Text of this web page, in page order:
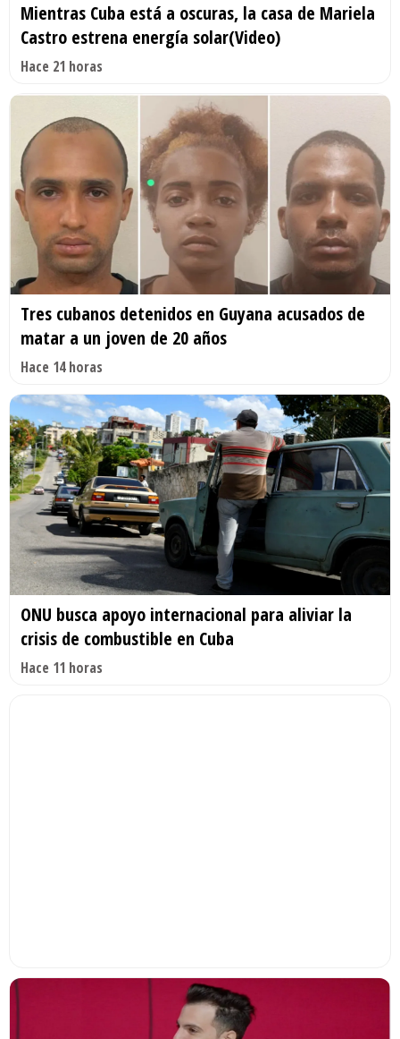
Mientras Cuba está a oscuras, la casa de Mariela
Castro estrena energía solar(Video)
Hace 21 horas
Tres cubanos detenidos en Guyana acusados de
matar a un joven de 20 años
Hace 14 horas
ONU busca apoyo internacional para aliviar la
crisis de combustible en Cuba
Hace 11 horas